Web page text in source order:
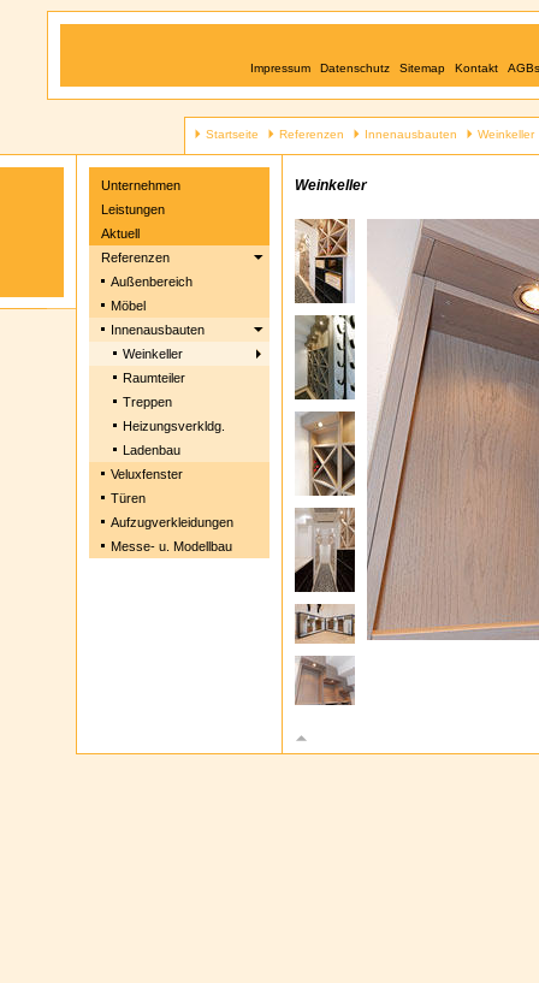
Impressum Datenschutz Sitemap Kontakt AGBs
Startseite Referenzen Innenausbauten Weinkeller
Unternehmen
Leistungen
Aktuell
Referenzen
Außenbereich
Möbel
Innenausbauten
Weinkeller
Raumteiler
Treppen
Heizungsverkldg.
Ladenbau
Veluxfenster
Türen
Aufzugverkleidungen
Messe- u. Modellbau
Weinkeller